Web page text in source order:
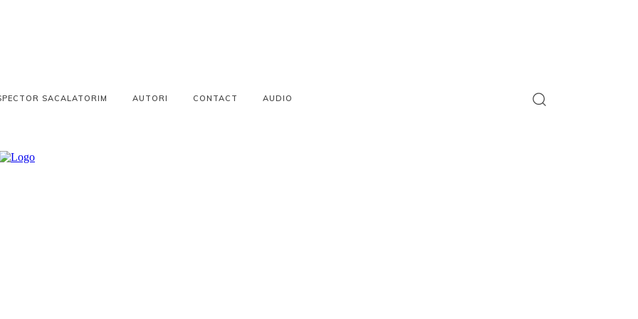
SACALATORIM AUTORI CONTACT AUDIO